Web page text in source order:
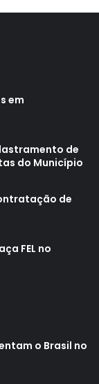
em
de
do Município
de
FEL no
o Brasil no